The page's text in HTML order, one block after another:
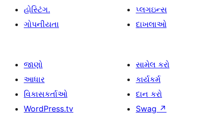
હોસ્ટિંગ.
ગોપનીયતા
પ્લગઇન્સ
દાખલાઓ
જાણો
આધાર
વિકાસકર્તાઓ
WordPress.tv
સામેલ કરો
કાર્યકર્મ
દાન કરો
Swag ↗